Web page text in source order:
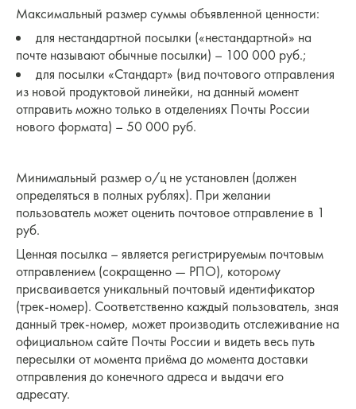
Максимальный размер суммы объявленной ценности:
для нестандартной посылки («нестандартной» на
почте называют обычные посылки) – 100 000 руб.;
для посылки «Стандарт» (вид почтового отправления
из новой продуктовой линейки, на данный момент
отправить можно только в отделениях Почты России
нового формата) – 50 000 руб.
Минимальный размер о/ц не установлен (должен
определяться в полных рублях). При желании
пользователь может оценить почтовое отправление в 1
руб.
Ценная посылка – является регистрируемым почтовым
отправлением (сокращенно — РПО), которому
присваивается уникальный почтовый идентификатор
(трек-номер). Соответственно каждый пользователь, зная
данный трек-номер, может производить отслеживание на
официальном сайте Почты России и видеть весь путь
пересылки от момента приёма до момента доставки
отправления до конечного адреса и выдачи его
адресату.